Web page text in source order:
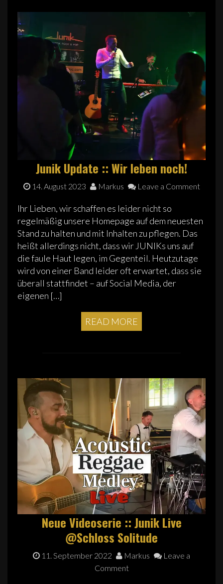
Junik Update :: Wir leben noch!
14. August 2023 Markus Leave a Comment
Ihr Lieben, wir schaffen es leider nicht so
regelmäßig unsere Homepage auf dem neuesten
Stand zu halten und mit Inhalten zu pflegen. Das
heißt allerdings nicht, dass wir JUNIKs uns auf
die faule Haut legen, im Gegenteil. Heutzutage
wird von einer Band leider oft erwartet, dass sie
überall stattfindet – auf Social Media, der
eigenen […]
READ MORE
Neue Videoserie :: Junik Live
@Schloss Solitude
11. September 2022 Markus
Leave a
Comment